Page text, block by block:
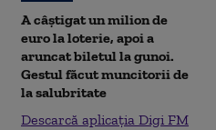
A câștigat un milion de
euro la loterie, apoi a
aruncat biletul la gunoi.
Gestul făcut muncitorii de
la salubritate
Descarcă aplicația Digi FM